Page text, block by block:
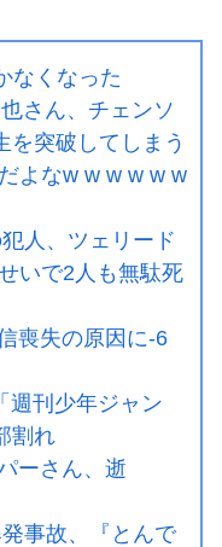
なくなった
さん、チェンソ
を突破してしまう
よなw w w w w w
人、ツェリード
いで2人も無駄死
喪失の原因に-6
週刊少年ジャン
割れ
ーさん、逝
事故、『とんで